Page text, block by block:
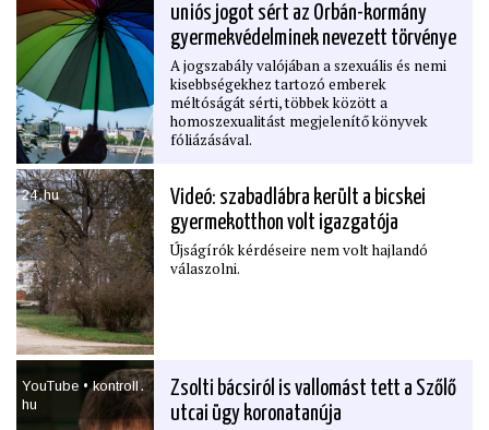
uniós jogot sért az Orbán-kormány
gyermekvédelminek nevezett törvénye
A jogszabály valójában a szexuális és nemi
kisebbségekhez tartozó emberek
méltóságát sérti, többek között a
homoszexualitást megjelenítő könyvek
fóliázásával.
24․hu
Videó: szabadlábra került a bicskei
gyermekotthon volt igazgatója
Újságírók kérdéseire nem volt hajlandó
válaszolni.
YouTube • kontroll․
hu
Zsolti bácsiról is vallomást tett a Szőlő
utcai ügy koronatanúja